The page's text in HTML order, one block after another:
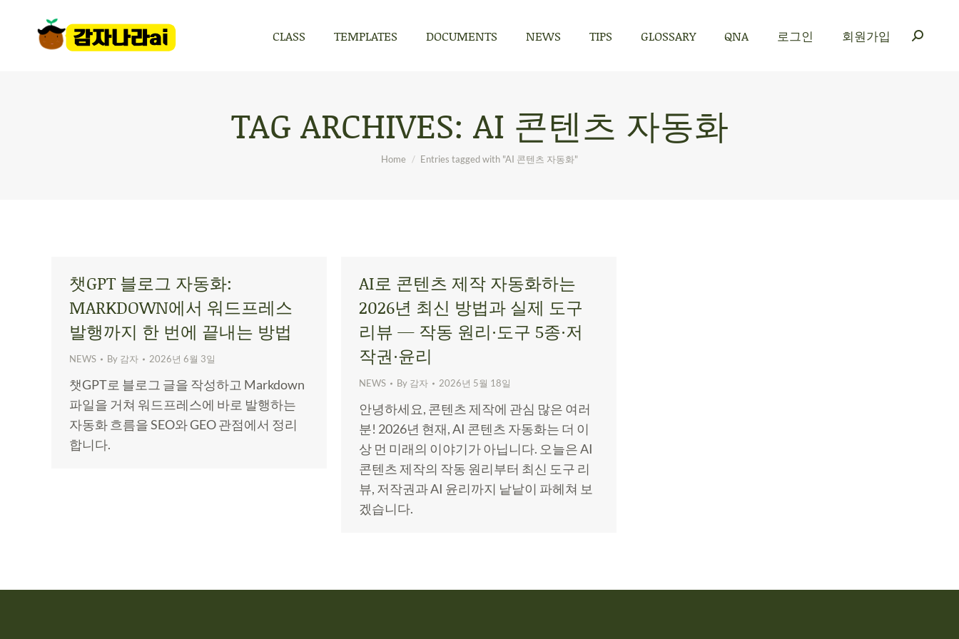
CLASS TEMPLATES DOCUMENTS NEWS TIPS GLOSSARY QNA 로그인 회원가입
TAG ARCHIVES:AI 콘텐츠 자동화
You are here:
Home Entries tagged with "AI 콘텐츠 자동화"
챗GPT 블로그 자동화:
MARKDOWN에서 워드프레스
발행까지 한 번에 끝내는 방법
NEWS By 감자 2026년 6월 3일
챗GPT로 블로그 글을 작성하고 Markdown
파일을 거쳐 워드프레스에 바로 발행하는
자동화 흐름을 SEO와 GEO 관점에서 정리
합니다.
AI로 콘텐츠 제작 자동화하는
2026년 최신 방법과 실제 도구
리뷰 — 작동 원리·도구 5종·저
작권·윤리
NEWS By 감자 2026년 5월 18일
안녕하세요, 콘텐츠 제작에 관심 많은 여러
분! 2026년 현재, AI 콘텐츠 자동화는 더 이
상 먼 미래의 이야기가 아닙니다. 오늘은 AI
콘텐츠 제작의 작동 원리부터 최신 도구 리
뷰, 저작권과 AI 윤리까지 낱낱이 파헤쳐 보
겠습니다.
로그인 회원가입